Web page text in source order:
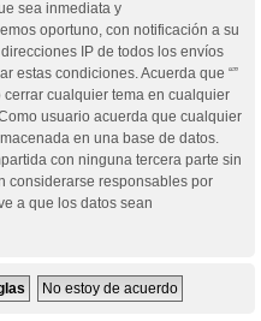
sea inmediata y
oportuno, con notificación a su
IP de todos los envíos
estas condiciones. Acuerda que “”
cualquier tema en cualquier
usuario acuerda que cualquier
en una base de datos.
con ninguna tercera parte sin
considerarse responsables por
a que los datos sean